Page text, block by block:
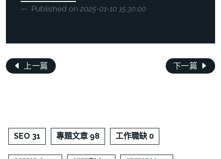
Published on 2025-01-10 15:30:00
上一篇 下一篇
SEO 31 專題文章 98 工作職缺 0